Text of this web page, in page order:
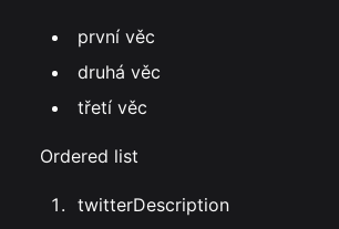
první věc
druhá věc
třetí věc
Ordered list
twitterDescription